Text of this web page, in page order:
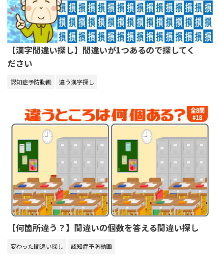
【漢字間違い探し】間違いが1つあるので探してく
ださい
認知症予防動画 違う漢字探し
【何箇所違う？】間違いの個数を答える間違い探し
変わった間違い探し 認知症予防動画